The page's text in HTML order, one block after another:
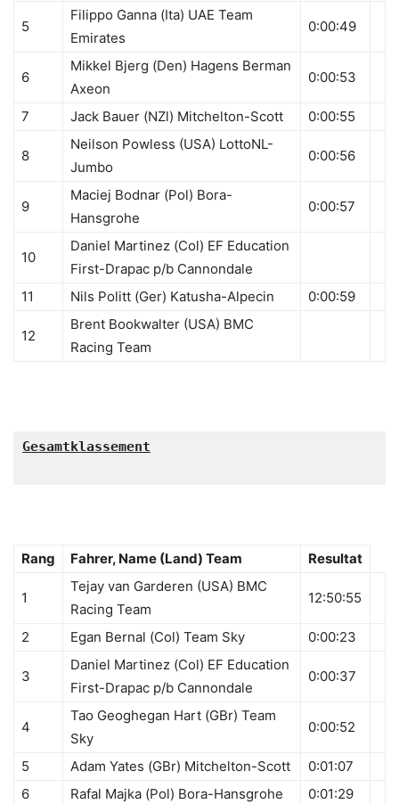
5
Filippo Ganna (Ita) UAE Team
Emirates
0:00:49
6
Mikkel Bjerg (Den) Hagens Berman
Axeon
0:00:53
7 Jack Bauer (NZl) Mitchelton-Scott 0:00:55
8
Neilson Powless (USA) LottoNL-
Jumbo
0:00:56
9
Maciej Bodnar (Pol) Bora-
Hansgrohe
0:00:57
10
Daniel Martinez (Col) EF Education
First-Drapac p/b Cannondale
11
Nils Politt (Ger) Katusha-Alpecin 0:00:59
12
Brent Bookwalter (USA) BMC
Racing Team
Gesamtklassement
Rang Fahrer, Name (Land) Team Resultat
1
Tejay van Garderen (USA) BMC
Racing Team
12:50:55
2 Egan Bernal (Col) Team Sky 0:00:23
3
Daniel Martinez (Col) EF Education
First-Drapac p/b Cannondale
0:00:37
4
Tao Geoghegan Hart (GBr) Team
Sky
0:00:52
5 Adam Yates (GBr) Mitchelton-Scott
0:01:07
6
Rafal Majka (Pol) Bora-Hansgrohe 0:01:29